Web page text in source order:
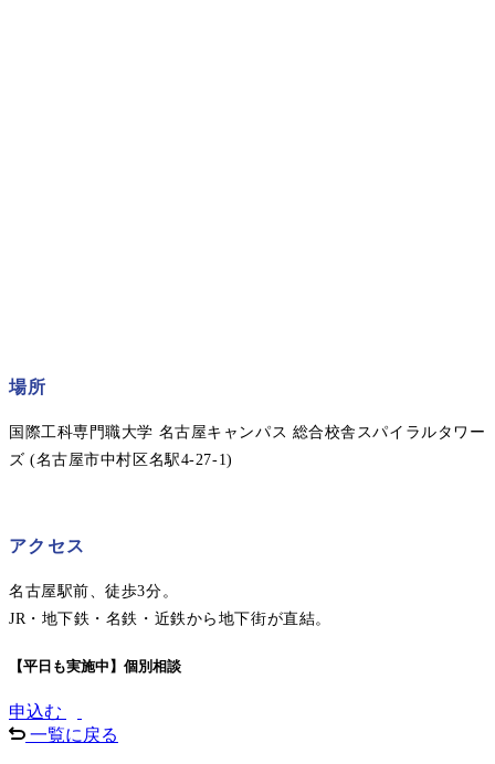
場所
国際工科専門職大学 名古屋キャンパス 総合校舎スパイラルタワー
ズ (名古屋市中村区名駅4-27-1)
アクセス
名古屋駅前、徒歩3分。
JR・地下鉄・名鉄・近鉄から地下街が直結。
【平日も実施中】個別相談
申込む
一覧に戻る